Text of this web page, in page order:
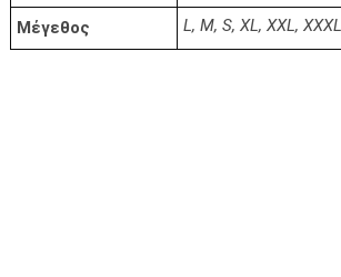
Μέγεθος
L, M, S, XL, XXL, XXXL